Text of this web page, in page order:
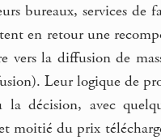
bureaux, services de
en retour une
la diffusion de
Leur logique de
décision, avec
moitié du prix